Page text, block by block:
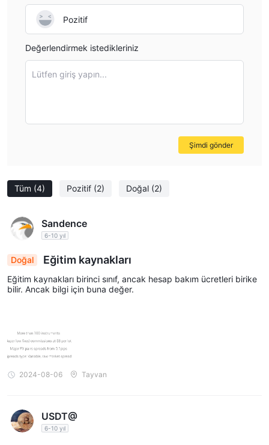
Tüm (4) Pozitif (2) Doğal (2)
Sandence
6-10 yıl
Doğal Eğitim kaynakları
Eğitim kaynakları birinci sınıf, ancak hesap bakım ücretleri birike
bilir. Ancak bilgi için buna değer.
2024-08-06 Tayvan
USDT@
6-10 yıl
Pozitif
Değerlendirmek istedikleriniz
Lütfen giriş yapın...
Şimdi gönder